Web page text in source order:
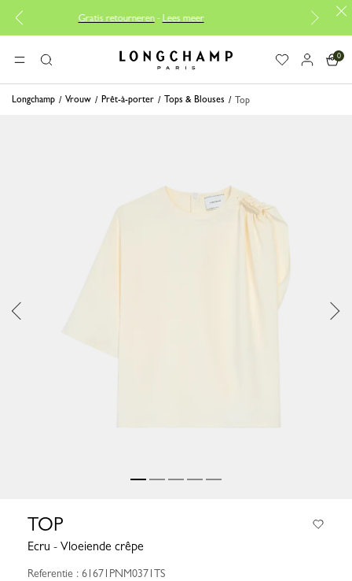
Gratis retourneren-Lees meer Gratis reparaties |
MENUZoeken Longchamp - Home
0
Longchamp Vrouw Prêt-à-porter Tops & Blouses Top
TOP
Ecru - Vloeiende crêpe
Referentie : 61671PNM0371TS